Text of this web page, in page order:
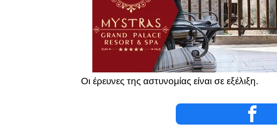
Οι έρευνες της αστυνομίας είναι σε εξέλιξη.